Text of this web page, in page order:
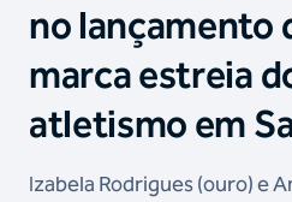
no lançamento
marca estreia
atletismo em
Izabela Rodrigues (ouro) e